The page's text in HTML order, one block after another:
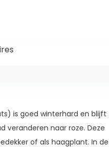
is goed winterhard en blijft
veranderen naar roze. Deze
of als haagplant. In de